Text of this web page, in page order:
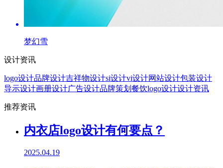
梦幻雪
设计资讯
logo设计品牌设计吉祥物设计si设计vi设计网站设计包装设计
导示设计画册设计广告设计品牌策划 餐饮logo设计设计资讯
推荐资讯
内衣店logo设计有何要点？
2025.04.19